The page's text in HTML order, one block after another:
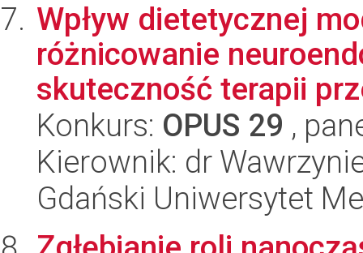
Wpływ dietetycznej
różnicowanie
skuteczność terapii
Konkurs: OPUS 29 ,
Kierownik: dr
Gdański Uniwersytet